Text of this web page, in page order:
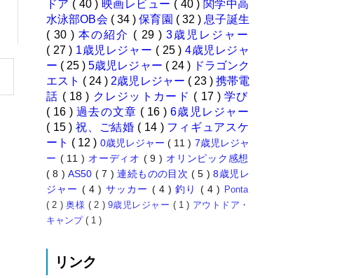
ドア ( 40 ) 映画レビュー ( 40 ) 関学中高
水泳部OB会 ( 34 )保育園 ( 32 ) 息子誕生
( 30 )本の紹介 ( 29 ) 3歳児レジャー
( 27 ) 1歳児レジャー ( 25 ) 4歳児レジャ
ー ( 25 )5歳児レジャー ( 24 ) ドラゴンク
エスト ( 24 ) 2歳児レジャー ( 23 ) 携帯電
話 ( 18 ) クレジットカード ( 17 )学び
( 16 )過去の文章 ( 16 )6歳児レジャー
( 15 )祝、ご結婚 ( 14 ) フィギュアスケ
ート ( 12 ) 0歳児レジャー( 11 ) 7歳児レジャ
ー ( 11 ) オーディオ ( 9 ) オリンピック感想
( 8 )AS50 ( 7 )連続ものの目次 ( 5 )8歳児レ
ジャー ( 4 ) サッカー ( 4 )釣り ( 4 ) Ponta
( 2 )奥様 ( 2 )9歳児レジャー ( 1 ) アウトドア・
キャンプ ( 1 )
リンク